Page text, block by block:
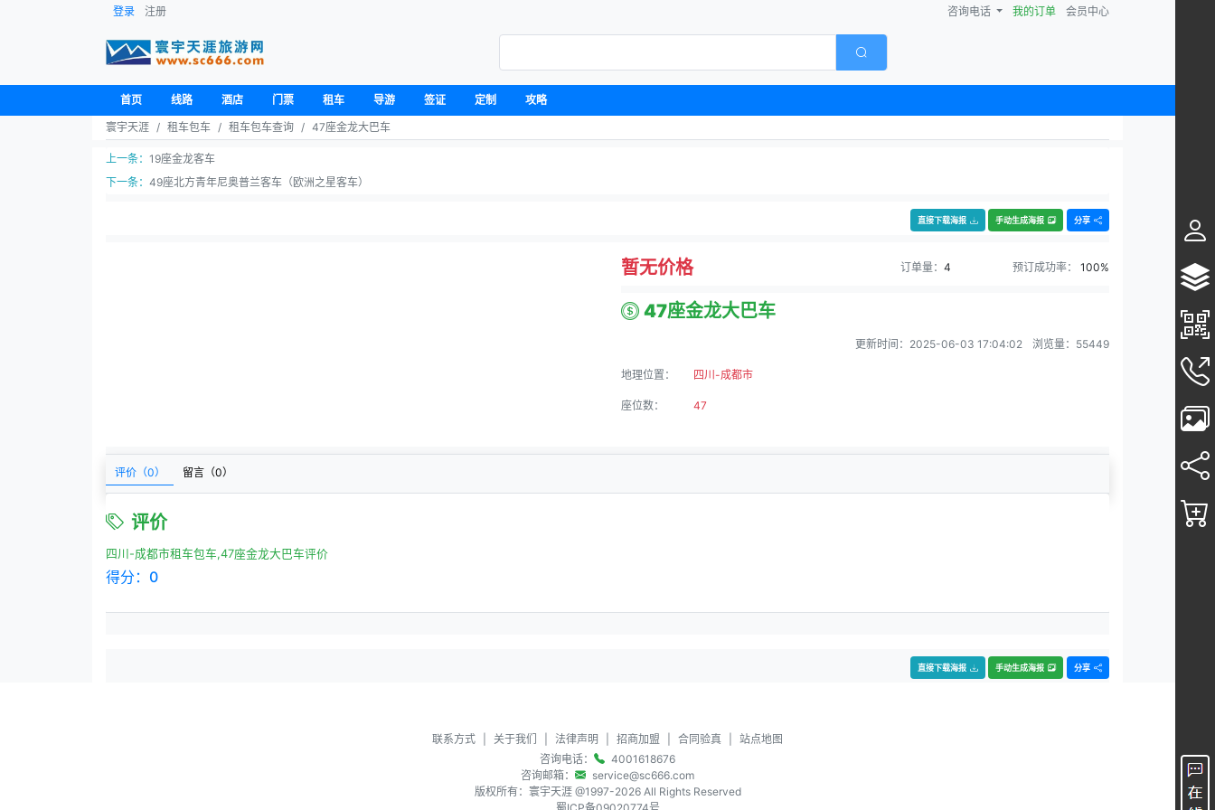
登录 注册 咨询电话 我的订单 会员中心
首页 线路 酒店 门票 租车 导游 签证 定制
攻略
寰宇天涯
租车包车 租车包车查询 47座金龙大巴车
上一条： 19座金龙客车
下一条： 49座北方青年尼奥普兰客车（欧洲之星客车）
直接下载海报 手动生成海报 分享
暂无价格 订单量： 4 预订成功率： 100%
47座金龙大巴车
更新时间： 2025-06-03 17:04:02 浏览量： 55449
地理位置： 四川-成都市
座位数： 47
评价（0） 留言（0）
评价
四川-成都市租车包车,47座金龙大巴车评价
得分： 0
直接下载海报 手动生成海报 分享
联系方式 关于我们 法律声明 招商加盟 合同验真
站点地图
咨询电话：
4001618676
咨询邮箱：
service@sc666.com
版权所有：寰宇天涯 @1997-2026All Rights Reserved